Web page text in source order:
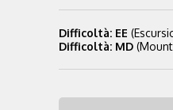
Difficoltà: EE
Difficoltà: MD